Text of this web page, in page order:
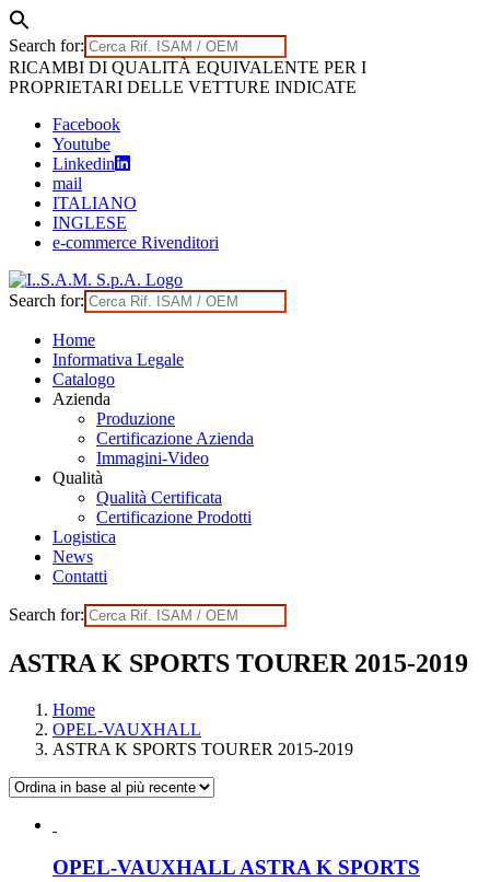
Search for:
Skip
to
RICAMBI DI QUALITÀ EQUIVALENTE PER I
PROPRIETARI DELLE VETTURE INDICATE
Facebook
Youtube
Linkedin
mail
ITALIANO
INGLESE
e-commerce Rivenditori
Search for:
Home
Informativa Legale
Catalogo
Azienda
Produzione
Certificazione Azienda
Immagini-Video
Qualità
Qualità Certificata
Certificazione Prodotti
Logistica
News
Contatti
Search for:
ASTRA K SPORTS TOURER 2015-2019
Home
OPEL-VAUXHALL
ASTRA K SPORTS TOURER 2015-2019
OPEL-VAUXHALL ASTRA K SPORTS